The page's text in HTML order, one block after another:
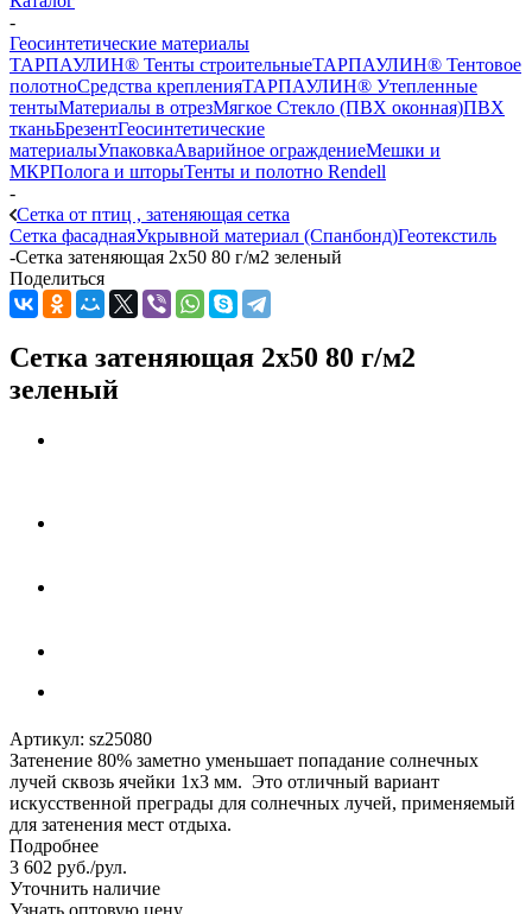
-
Геосинтетические материалы
ТАРПАУЛИН® Тенты строительныеТАРПАУЛИН® Тентовое
полотноСредства крепленияТАРПАУЛИН® Утепленные
тентыМатериалы в отрезМягкое Стекло (ПВХ оконная)ПВХ
тканьБрезентГеосинтетические
материалыУпаковкаАварийное ограждениеМешки и
МКРПолога и шторыТенты и полотно Rendell
-
Сетка от птиц , затеняющая сетка
Сетка фасаднаяУкрывной материал (Спанбонд)Геотекстиль
-Сетка затеняющая 2х50 80 г/м2 зеленый
Поделиться
Сетка затеняющая 2х50 80 г/м2
зеленый
Артикул: sz25080
Затенение 80% заметно уменьшает попадание солнечных
лучей сквозь ячейки 1х3 мм. Это отличный вариант
искусственной преграды для солнечных лучей, применяемый
для затенения мест отдыха.
Подробнее
3 602 руб./рул.
Уточнить наличие
Узнать оптовую цену